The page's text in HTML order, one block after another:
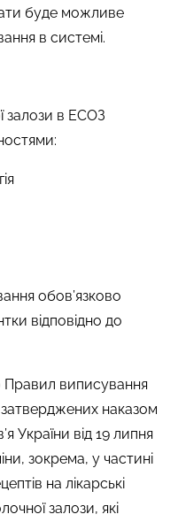
буде можливе
в системі.
залози в ЕСОЗ
обов’язково
відповідно до
Правил виписування
затверджених наказом
України від 19 липня
зокрема, у частині
на лікарські
залози, які